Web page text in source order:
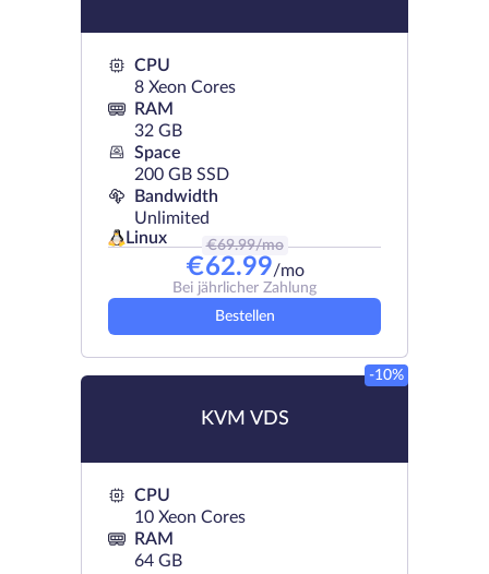
CPU
8 Xeon Cores
RAM
32 GB
Space
200 GB SSD
Bandwidth
Unlimited
Linux
€69.99/mo
€62.99/mo
Bei jährlicher Zahlung
Bestellen
KVM VDS
-10%
CPU
10 Xeon Cores
RAM
64 GB